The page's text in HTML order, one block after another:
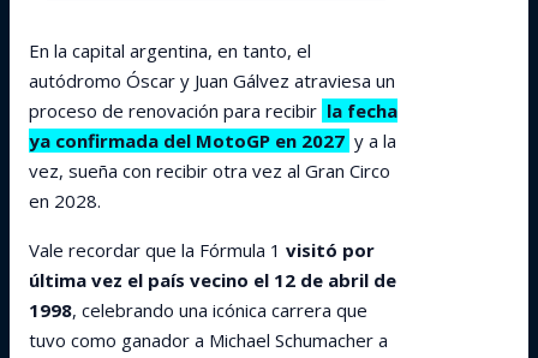
En la capital argentina, en tanto, el
autódromo Óscar y Juan Gálvez atraviesa un
proceso de renovación para recibir la fecha
ya confirmada del MotoGP en 2027 y a la
vez, sueña con recibir otra vez al Gran Circo
en 2028.
Vale recordar que la Fórmula 1 visitó por
última vez el país vecino el 12 de abril de
1998, celebrando una icónica carrera que
tuvo como ganador a Michael Schumacher a